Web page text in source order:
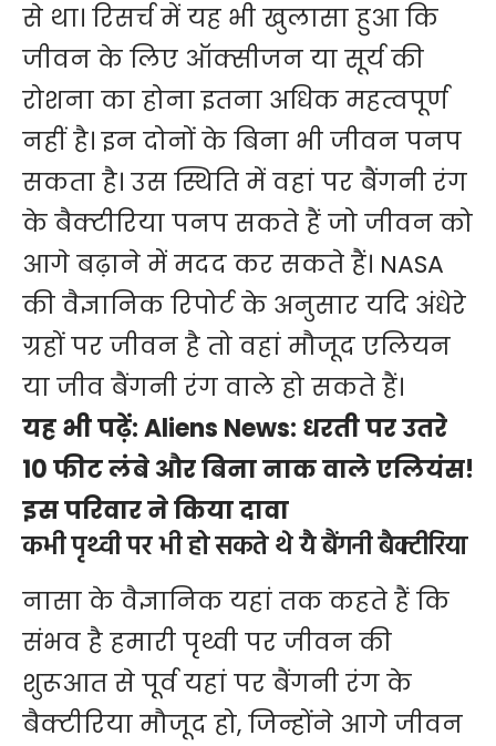
से था। रिसर्च में यह भी खुलासा हुआ कि
जीवन के लिए ऑक्सीजन या सूर्य की
रोशना का होना इतना अधिक महत्वपूर्ण
नहीं है। इन दोनों के बिना भी जीवन पनप
सकता है। उस स्थिति में वहां पर बैंगनी रंग
के बैक्टीरिया पनप सकते हैं जो जीवन को
आगे बढ़ाने में मदद कर सकते हैं। NASA
की वैज्ञानिक रिपोर्ट के अनुसार यदि अंधेरे
ग्रहों पर जीवन है तो वहां मौजूद एलियन
या जीव बैंगनी रंग वाले हो सकते हैं।
यह भी पढ़ें:Aliens News: धरती पर उतरे
10 फीट लंबे और बिना नाक वाले एलियंस!
इस परिवार ने किया दावा
कभी पृथ्वी पर भी हो सकते थे यै बैंगनी बैक्टीरिया
नासा के वैज्ञानिक यहां तक कहते हैं कि
संभव है हमारी पृथ्वी पर जीवन की
शुरूआत से पूर्व यहां पर बैंगनी रंग के
बैक्टीरिया मौजूद हो, जिन्होंने आगे जीवन